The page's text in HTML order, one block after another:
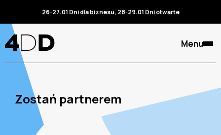
26-27.01 Dni dla biznesu, 28-29.01 Dni otwarte
Menu
Zostań partnerem